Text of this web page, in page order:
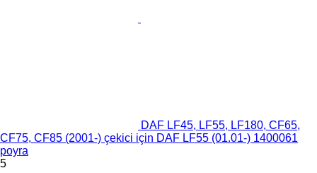
DAF LF45, LF55, LF180, CF65,
CF75, CF85 (2001-) çekici için DAF LF55 (01.01-) 1400061
poyra
5